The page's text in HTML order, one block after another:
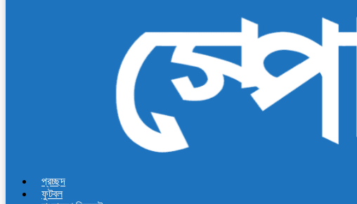
প্রচ্ছদ
ফুটবল